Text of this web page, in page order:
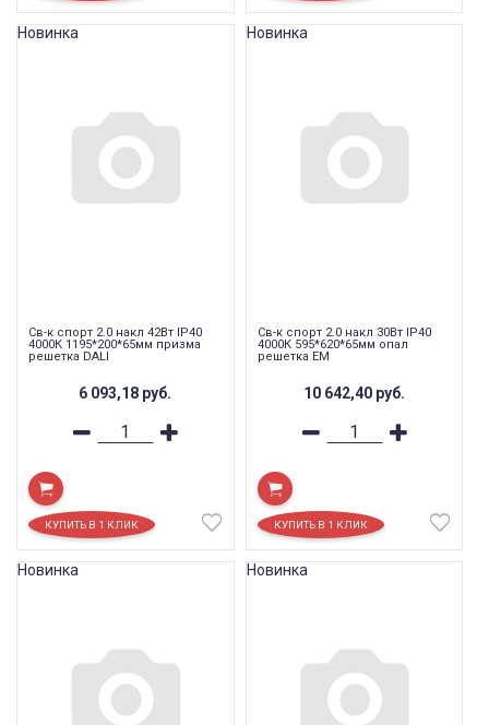
Св-к спорт 2.0 накл 42Вт IP40
4000К 1195*200*65мм призма
решетка DALI
6 093,18 руб.
Новинка
Св-к спорт 2.0 накл 30Вт IP40
4000К 595*620*65мм опал
решетка EM
10 642,40 руб.
Новинка
Новинка Новинка